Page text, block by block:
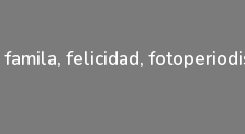
famila, felicidad,